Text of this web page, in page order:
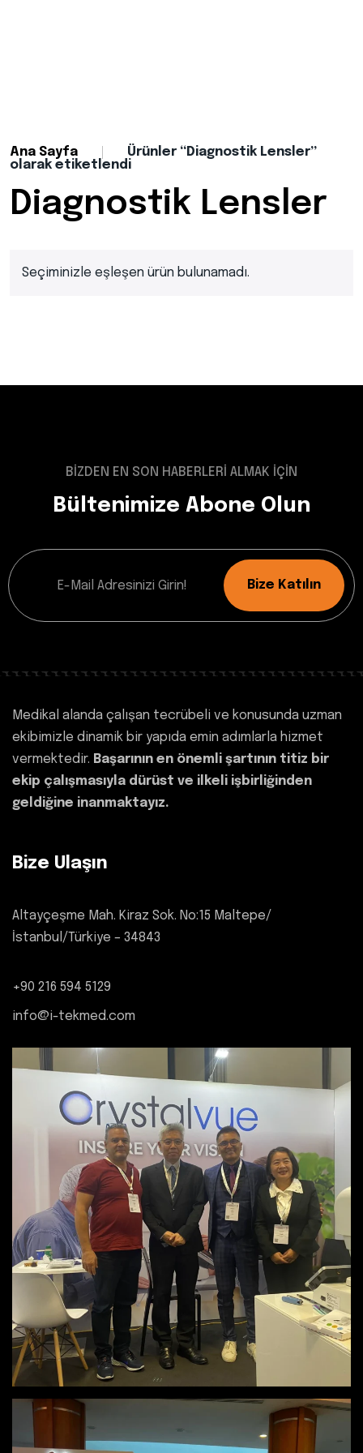
Ana Sayfa
Ürünler “Diagnostik Lensler”
olarak etiketlendi
Diagnostik Lensler
Seçiminizle eşleşen ürün bulunamadı.
BİZDEN EN SON HABERLERİ ALMAK İÇİN
Bültenimize Abone Olun
Bize Katılın
Medikal alanda çalışan tecrübeli ve konusunda uzman
ekibimizle dinamik bir yapıda emin adımlarla hizmet
vermektedir. Başarının en önemli şartının titiz bir
ekip çalışmasıyla dürüst ve ilkeli işbirliğinden
geldiğine inanmaktayız.
Bize Ulaşın
Altayçeşme Mah. Kiraz Sok. No:15 Maltepe/
İstanbul/Türkiye – 34843
+90 216 594 5129
info@i-tekmed.com